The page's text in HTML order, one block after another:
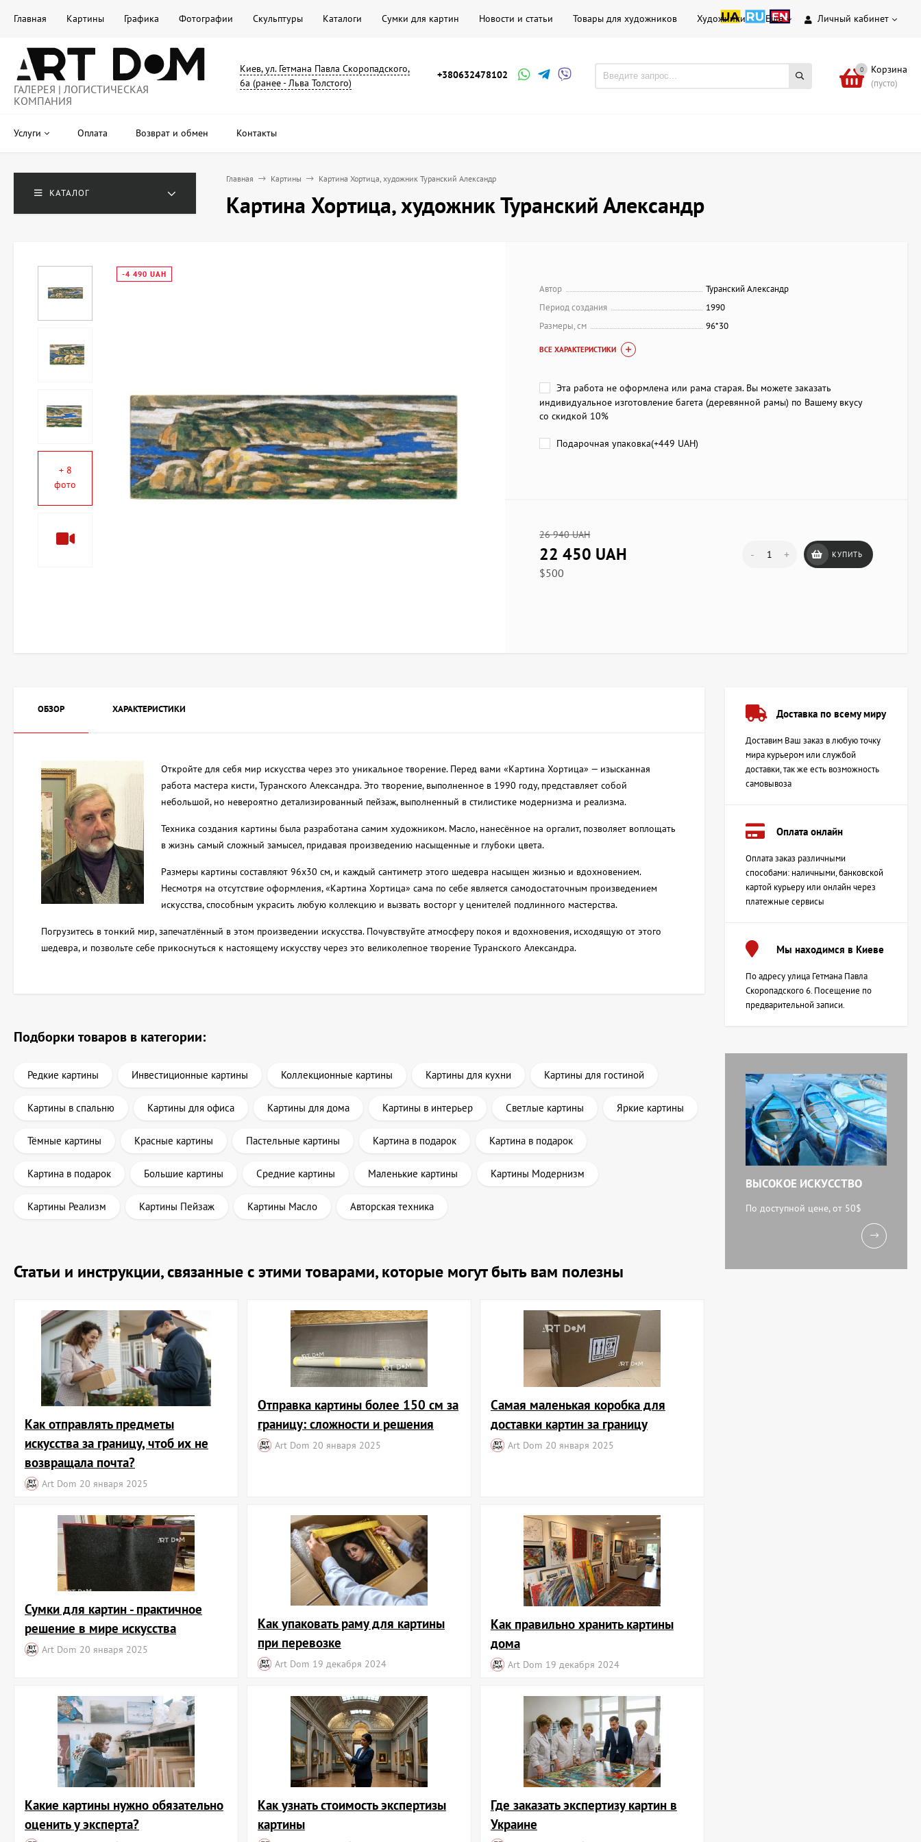
Личный кабинет
Главная Картины Графика Фотографии Скульптуры Каталоги Сумки для картин Новости и статьи Товары для художников Художники Еще
ГАЛЕРЕЯ | ЛОГИСТИЧЕСКАЯ
КОМПАНИЯ
Киев, ул. Гетмана Павла Скоропадского,
6а (ранее - Льва Толстого)
+380632478102 0 Корзина
(пусто)
Услуги Оплата Возврат и обмен Контакты
КАТАЛОГ
Главная Картины Картина Хортица, художник Туранский Александр
Картина Хортица, художник Туранский Александр
+ 8
фото
-4 490 UAH
Автор
Туранский Александр
Период создания
1990
Размеры, см
96*30
ВСЕ ХАРАКТЕРИСТИКИ
Эта работа не оформлена или рама старая. Вы можете заказать
индивидуальное изготовление багета (деревянной рамы) по Вашему вкусу
со скидкой 10%
Подарочная упаковка(+449 UAH)
26 940 UAH
22 450 UAH
$500
- + КУПИТЬ
ОБЗОР ХАРАКТЕРИСТИКИ
Откройте для себя мир искусства через это уникальное творение. Перед вами «Картина Хортица» — изысканная
работа мастера кисти, Туранского Александра. Это творение, выполненное в 1990 году, представляет собой
небольшой, но невероятно детализированный пейзаж, выполненный в стилистике модернизма и реализма.
Техника создания картины была разработана самим художником. Масло, нанесённое на оргалит, позволяет воплощать
в жизнь самый сложный замысел, придавая произведению насыщенные и глубоки цвета.
Размеры картины составляют 96х30 см, и каждый сантиметр этого шедевра насыщен жизнью и вдохновением.
Несмотря на отсутствие оформления, «Картина Хортица» сама по себе является самодостаточным произведением
искусства, способным украсить любую коллекцию и вызвать восторг у ценителей подлинного мастерства.
Погрузитесь в тонкий мир, запечатлённый в этом произведении искусства. Почувствуйте атмосферу покоя и вдохновения, исходящую от этого
шедевра, и позвольте себе прикоснуться к настоящему искусству через это великолепное творение Туранского Александра.
Подборки товаров в категории:
Редкие картины Инвестиционные картины Коллекционные картины Картины для кухни Картины для гостиной
Картины в спальню Картины для офиса Картины для дома Картины в интерьер Светлые картины Яркие картины
Тёмные картины Красные картины Пастельные картины Картина в подарок Картина в подарок
Картина в подарок Большие картины Средние картины Маленькие картины Картины Модернизм
Картины Реализм Картины Пейзаж Картины Масло Авторская техника
Статьи и инструкции, связанные с этими товарами, которые могут быть вам полезны
Как отправлять предметы
искусства за границу, чтоб их не
возвращала почта?
Art Dom 20 января 2025
Отправка картины более 150 см за
границу: сложности и решения
Art Dom 20 января 2025
Самая маленькая коробка для
доставки картин за границу
Art Dom 20 января 2025
Сумки для картин - практичное
решение в мире искусства
Art Dom 20 января 2025
Как упаковать раму для картины
при перевозке
Art Dom 19 декабря 2024
Как правильно хранить картины
дома
Art Dom 19 декабря 2024
Какие картины нужно обязательно
оценить у эксперта?
Как узнать стоимость экспертизы
картины
Где заказать экспертизу картин в
Украине
Доставка по всему миру
Доставим Ваш заказ в любую точку
мира курьером или службой
доставки, так же есть возможность
самовывоза
Оплата онлайн
Оплата заказ различными
способами: наличными, банковской
картой курьеру или онлайн через
платежные сервисы
Мы находимся в Киеве
По адресу улица Гетмана Павла
Скоропадского 6. Посещение по
предварительной записи.
ВЫСОКОЕ ИСКУССТВО
По доступной цене, от 50$